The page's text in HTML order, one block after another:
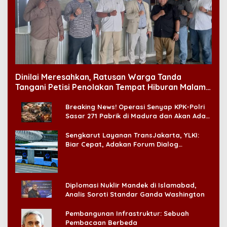
Dinilai Meresahkan, Ratusan Warga Tanda
Tangani Petisi Penolakan Tempat Hiburan Malam
Breaking News! Operasi Senyap KPK-Polri
Sasar 271 Pabrik di Madura dan Akan Ada
Sengkarut Layanan TransJakarta, YLKI:
Biar Cepat, Adakan Forum Dialog
Diplomasi Nuklir Mandek di Islamabad,
Analis Soroti Standar Ganda Washington
Pembangunan Infrastruktur: Sebuah
Pembacaan Berbeda